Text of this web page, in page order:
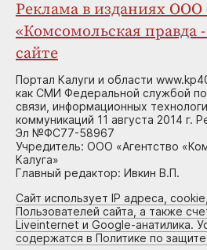
Реклама в изданиях ООО
«Комсомольская правда
сайте
Портал Калуги и области
как СМИ Федеральной службой
связи, информационных
коммуникаций 11 августа 2014 г.
Эл №ФС77-58967
Учредитель: ООО «Агентство
Калуга»
Главный редактор: Ивкин В.П.
Сайт использует IP адреса,
Пользователей сайта, а также
Liveinternet и Google-анатилика.
содержатся в Политике по